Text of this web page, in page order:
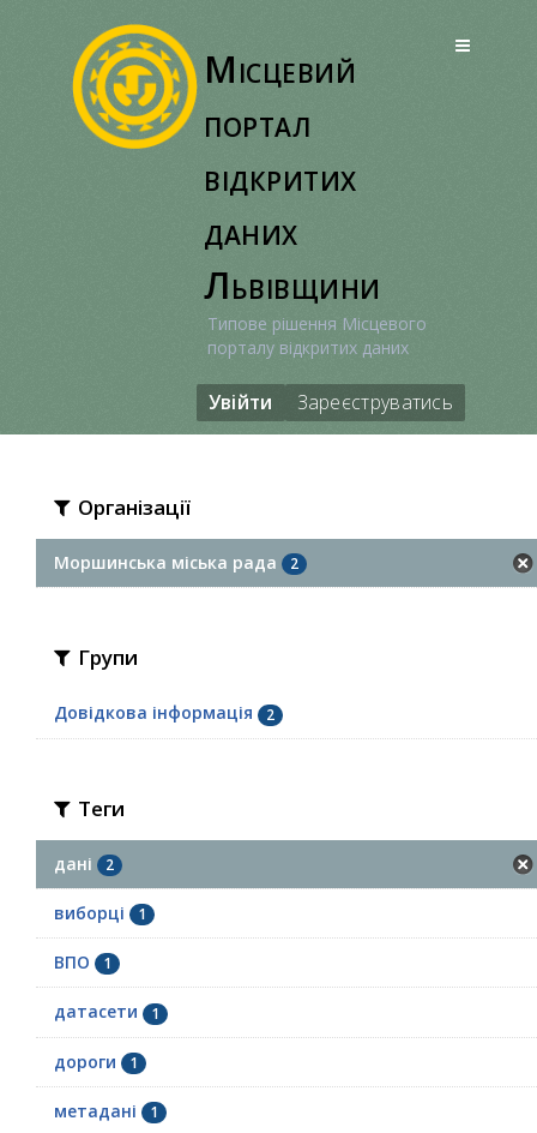
Місцевий
портал
відкритих
даних
Львівщини
Типове рішення Місцевого
порталу відкритих даних
Увійти Зареєструватись
Організації
Моршинська міська рада 2
Групи
Довідкова інформація 2
Теги
дані 2
виборці 1
ВПО 1
датасети 1
дороги 1
метадані 1